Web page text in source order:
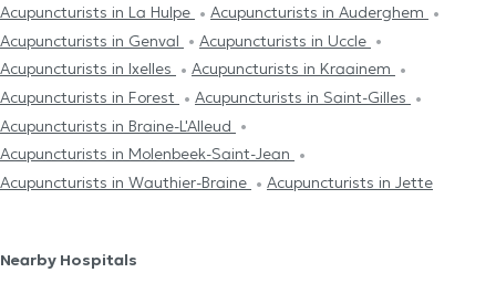
Acupuncturists in La Hulpe
Acupuncturists in Auderghem
Acupuncturists in Genval
Acupuncturists in Uccle
Acupuncturists in Ixelles
Acupuncturists in Kraainem
Acupuncturists in Forest
Acupuncturists in Saint-Gilles
Acupuncturists in Braine-L'Alleud
Acupuncturists in Molenbeek-Saint-Jean
Acupuncturists in Wauthier-Braine
Acupuncturists in Jette
Nearby Hospitals